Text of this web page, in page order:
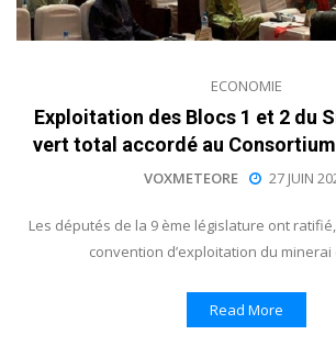
ECONOMIE
Exploitation des Blocs 1 et 2 du
vert total accordé au Consortium
VOXMETEORE 27 JUIN
Les députés de la 9 ème législature ont
convention d’exploitation du
Read More